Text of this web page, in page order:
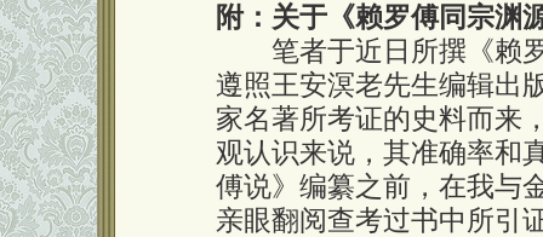
附：关于《赖罗傅同宗渊
笔者于近日所撰《赖罗
遵照王安溟老先生编辑出
家名著所考证的史料而来
观认识来说，其准确率和
傅说》编纂之前，在我与
亲眼翻阅查考过书中所引